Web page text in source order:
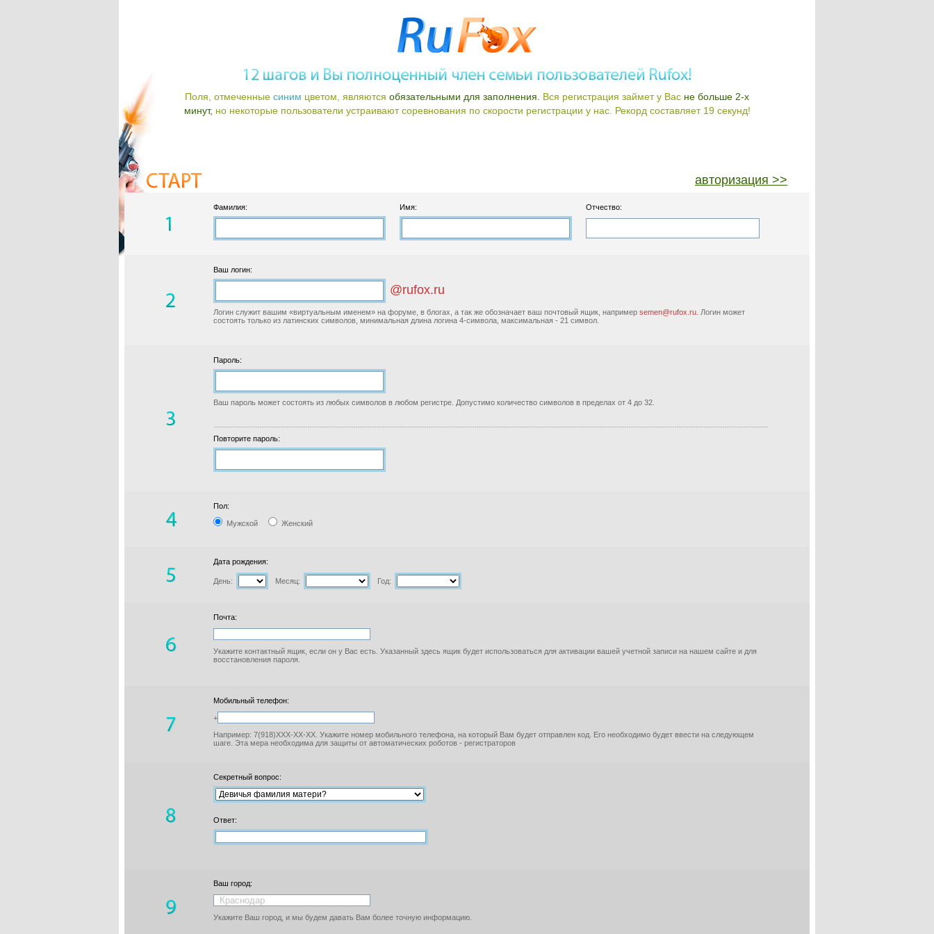
Поля, отмеченные синим цветом, являются обязательными для заполнения. Вся регистрация займет у Вас не больше 2-х
минут, но некоторые пользователи устраивают соревнования по скорости регистрации у нас. Рекорд составляет 19 секунд!
авторизация >>
Фамилия: Имя: Отчество:
Ваш логин:
@rufox.ru
Логин служит вашим «виртуальным именем» на форуме, в блогах, а так же обозначает ваш почтовый ящик, например semen@rufox.ru. Логин может
состоять только из латинских символов, минимальная длина логина 4-символа, максимальная - 21 символ.
Пароль:
Ваш пароль может состоять из любых символов в любом регистре. Допустимо количество символов в пределах от 4 до 32.
Повторите пароль:
Пол:
Мужской Женский
Дата рождения:
День: Месяц: Год:
Почта:
Укажите контактный ящик, если он у Вас есть. Указанный здесь ящик будет использоваться для активации вашей учетной записи на нашем сайте и для
восстановления пароля.
Мобильный телефон:
+
Например: 7(918)XXX-XX-XX. Укажите номер мобильного телефона, на который Вам будет отправлен код. Его необходимо будет ввести на следующем
шаге. Эта мера необходима для защиты от автоматических роботов - регистраторов
Секретный вопрос:
Ответ:
Ваш город:
Укажите Ваш город, и мы будем давать Вам более точную информацию.